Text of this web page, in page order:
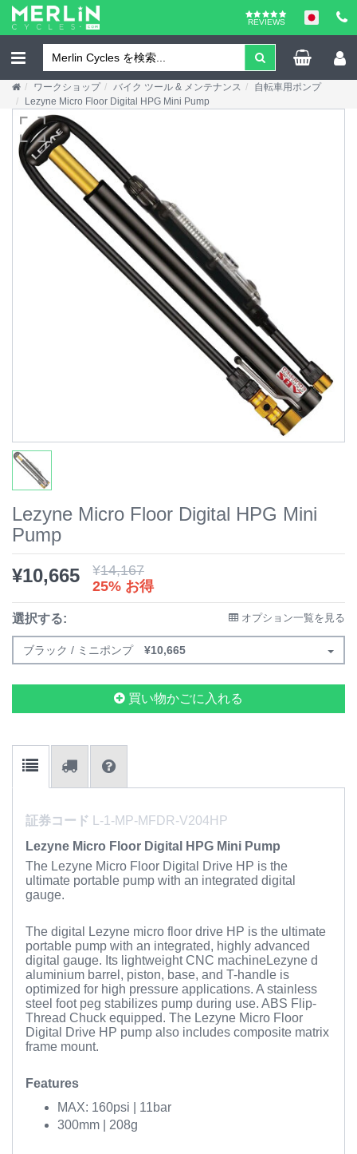
REVIEWS
ワークショップ バイク ツール & メンテナンス
自転車用ポンプ
Lezyne Micro Floor Digital HPG Mini Pump
Lezyne Micro Floor Digital HPG Mini
Pump
¥10,665 ¥14,167
25% お得
選択する: オプション一覧を見る
ブラック / ミニポンプ ¥10,665
買い物かごに入れる
証券コード
L-1-MP-MFDR-V204HP
Lezyne Micro Floor Digital HPG Mini Pump
The Lezyne Micro Floor Digital Drive HP is the
ultimate portable pump with an integrated digital
gauge.
The digital Lezyne micro floor drive HP is the ultimate
portable pump with an integrated, highly advanced
digital gauge. Its lightweight CNC machineLezyne d
aluminium barrel, piston, base, and T-handle is
optimized for high pressure applications. A stainless
steel foot peg stabilizes pump during use. ABS Flip-
Thread Chuck equipped. The Lezyne Micro Floor
Digital Drive HP pump also includes composite matrix
frame mount.
Features
MAX: 160psi | 11bar
300mm | 208g